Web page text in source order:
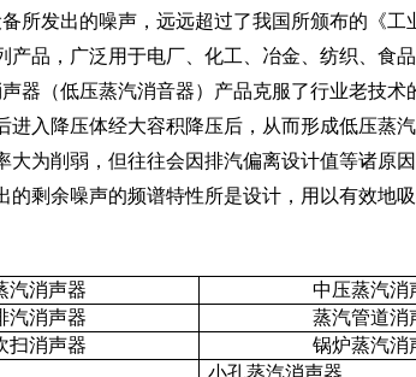
所发出的噪声，远远超过了我国所颁布的《
产品，广泛用于电厂、化工、冶金、纺织、食
器（低压蒸汽消音器）产品克服了行业老技
进入降压体经大容积降压后，从而形成低压蒸
大为削弱，但往往会因排汽偏离设计值等诸原
的剩余噪声的频谱特性所是设计，用以有效地
汽消声器
中压蒸汽消
汽消声器
蒸汽管道消
扫消声器
锅炉蒸汽消
小孔蒸汽消声器